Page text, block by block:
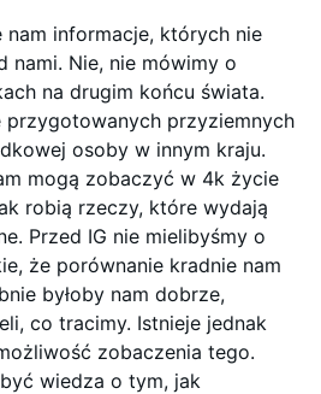
nam informacje, których nie
nami. Nie, nie mówimy o
na drugim końcu świata.
przygotowanych przyziemnych
osoby w innym kraju.
mogą zobaczyć w 4k życie
robią rzeczy, które wydają
Przed IG nie mielibyśmy o
że porównanie kradnie nam
byłoby nam dobrze,
co tracimy. Istnieje jednak
zobaczenia tego.
wiedza o tym, jak